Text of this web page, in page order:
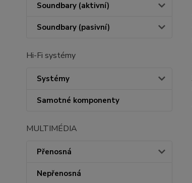
Soundbary (aktivní)
Soundbary (pasivní)
Hi-Fi systémy
Systémy
Samotné komponenty
MULTIMÉDIA
Přenosná
Nepřenosná